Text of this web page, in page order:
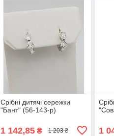
Срібні дитячі сережки
"Бант" (56-143-р)
1 142,85₴ 1 203 ₴ 1